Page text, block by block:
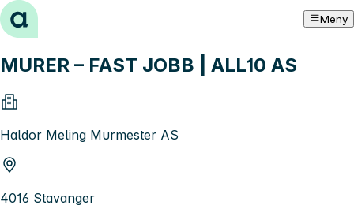
Hopp til innhold Meny
MURER – FAST JOBB | ALL10 AS
Haldor Meling Murmester AS
4016 Stavanger